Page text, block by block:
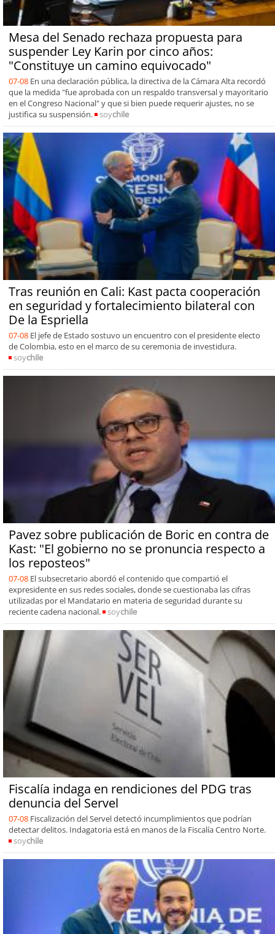
Mesa del Senado rechaza propuesta para
suspender Ley Karin por cinco años:
"Constituye un camino equivocado"
07-08 En una declaración pública, la directiva de la Cámara Alta recordó
que la medida "fue aprobada con un respaldo transversal y mayoritario
en el Congreso Nacional" y que si bien puede requerir ajustes, no se
justifica su suspensión.
soychile
Tras reunión en Cali: Kast pacta cooperación
en seguridad y fortalecimiento bilateral con
De la Espriella
07-08 El jefe de Estado sostuvo un encuentro con el presidente electo
de Colombia, esto en el marco de su ceremonia de investidura.
soychile
Pavez sobre publicación de Boric en contra de
Kast: "El gobierno no se pronuncia respecto a
los reposteos"
07-08 El subsecretario abordó el contenido que compartió el
expresidente en sus redes sociales, donde se cuestionaba las cifras
utilizadas por el Mandatario en materia de seguridad durante su
reciente cadena nacional.
soychile
Fiscalía indaga en rendiciones del PDG tras
denuncia del Servel
07-08 Fiscalización del Servel detectó incumplimientos que podrían
detectar delitos. Indagatoria está en manos de la Fiscalía Centro Norte.
soychile